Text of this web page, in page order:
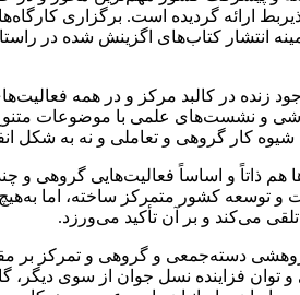
ارائه گردیده است. برگزاری
انتشار کتاب‌های اگزینش شده در
زنده در کالبد مرکز و در همه
و نشست‌های علمی با موضوعات
کار گروهی و تعاملی و نه به شکل
ذاتاً و اساساً فعالیت‌هایی گروهی و
توسعه کشور متمرکز ساخته، اما
می‌کند و بر آن تأکید می‌ورزد.
دسته‌جمعی و گروهی و تمرکز بر
توان فزاینده نسل جوان از سوی دیگر،